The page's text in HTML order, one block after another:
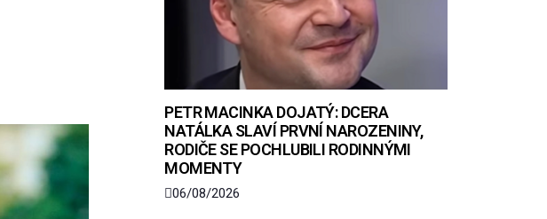
PETR MACINKA DOJATÝ: DCERA
NATÁLKA SLAVÍ PRVNÍ NAROZENINY,
RODIČE SE POCHLUBILI RODINNÝMI
MOMENTY
06/08/2026